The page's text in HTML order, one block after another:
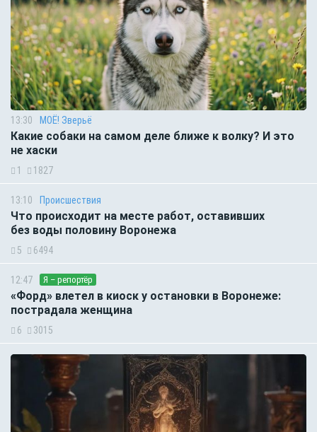
13:30 МОЁ! Зверьё
Какие собаки на самом деле ближе к волку? И это
не хаски
1 1827
13:10 Происшествия
Что происходит на месте работ, оставивших
без воды половину Воронежа
5 6494
12:47 Я – репортёр
«Форд» влетел в киоск у остановки в Воронеже:
пострадала женщина
6 3015